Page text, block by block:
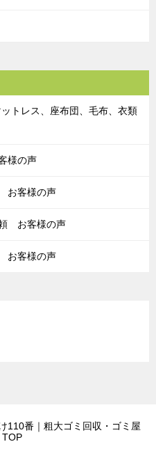
トレス、座布団、毛布、衣類
様の声
お客様の声
お客様の声
お客様の声
110番｜粗大ゴミ回収・ゴミ屋
TOP